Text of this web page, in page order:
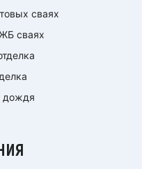
сваях
сваях
дождя